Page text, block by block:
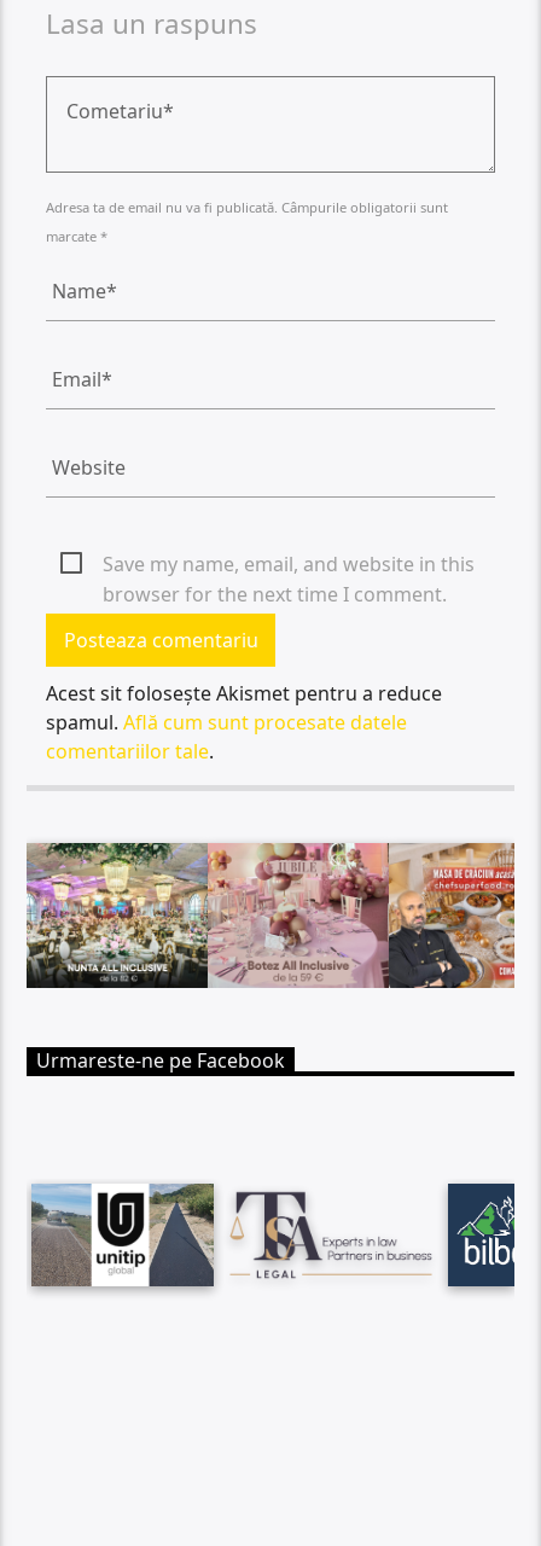
Lasa un raspuns
Adresa ta de email nu va fi publicată. Câmpurile obligatorii sunt
marcate *
Save my name, email, and website in this
browser for the next time I comment.
Acest sit folosește Akismet pentru a reduce
spamul.Află cum sunt procesate datele
comentariilor tale.
Urmareste-ne pe Facebook